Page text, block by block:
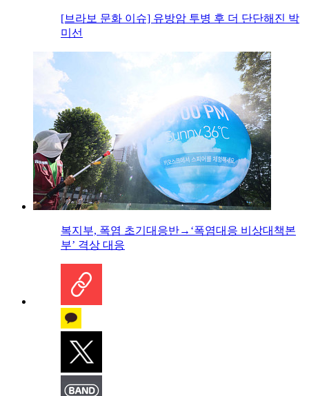
[브라보 문화 이슈] 유방암 투병 후 더 단단해진 박
미선
복지부, 폭염 초기대응반→‘폭염대응 비상대책본
부’ 격상 대응